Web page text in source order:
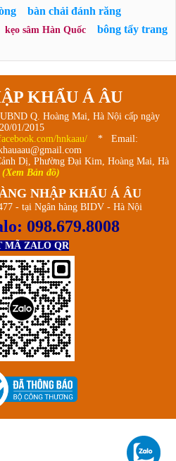
bàn chải đánh răng
kẹo sâm Hàn Quốc bông tẩy trang
KHẨU Á ÂU
Q. Hoàng Mai, Hà Nội cấp ngày
20/01/2015
hnkaau/
* Email:
Dị, Phường Đại Kim, Hoàng Mai, Hà
(Xem Bản đồ)
NHẬP KHẨU Á ÂU
- tại Ngân hàng BIDV - Hà Nội
098.679.8008
MÃ ZALO QR